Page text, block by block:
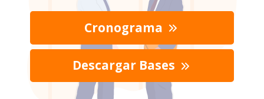
Cronograma
Descargar Bases